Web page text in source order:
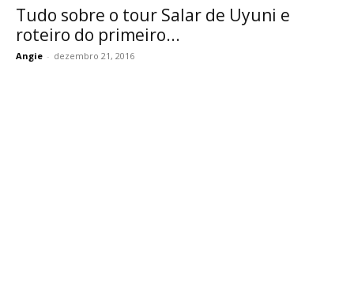
Tudo sobre o tour Salar de Uyuni e
roteiro do primeiro...
Angie - dezembro 21, 2016